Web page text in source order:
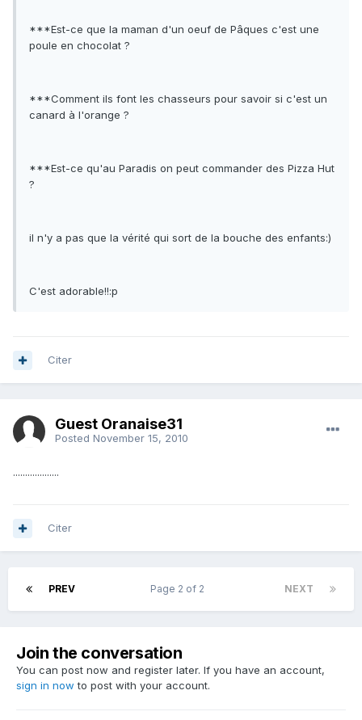
***Est-ce que la maman d'un oeuf de Pâques c'est une
poule en chocolat ?
***Comment ils font les chasseurs pour savoir si c'est un
canard à l'orange ?
***Est-ce qu'au Paradis on peut commander des Pizza Hut
?
il n'y a pas que la vérité qui sort de la bouche des enfants:)
C'est adorable!!:p
Citer
Guest Oranaise31
Posted November 15, 2010
...................
Citer
PREV NEXT
Page 2 of 2
Join the conversation
You can post now and register later. If you have an account,
sign in now to post with your account.